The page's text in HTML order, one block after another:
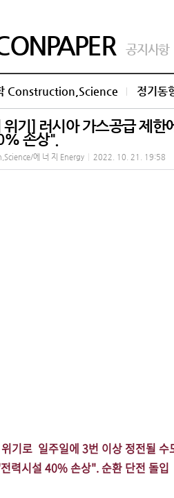
공지사항
Construction,Science 정기동
위기] 러시아 가스공급 제
손상".
에 너 지 Energy 2022. 10. 21. 19:58
기로 일주일에 3번 이상 정전될 수
력시설 40% 손상".순환 단전 돌입